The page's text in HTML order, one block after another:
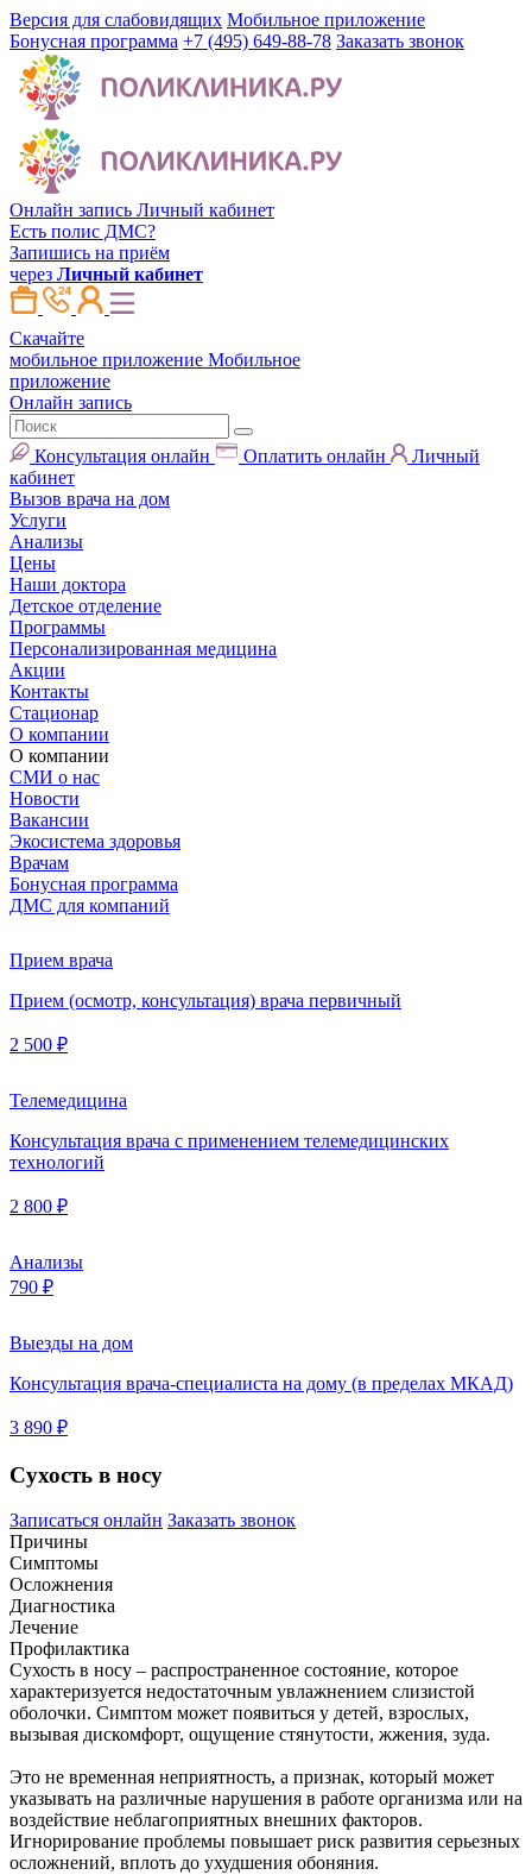
Версия для слабовидящих Мобильное приложение
Бонусная программа +7 (495) 649-88-78 Заказать звонок
Онлайн запись Личный кабинет
Есть полис ДМС?
Запишись на приём
через Личный кабинет
Скачайте
мобильное приложение Мобильное
приложение
Онлайн запись
Консультация онлайн Оплатить онлайн
Личный
кабинет
Вызов врача на дом
Услуги
Анализы
Цены
Наши доктора
Детское отделение
Программы
Персонализированная медицина
Акции
Контакты
Стационар
О компании
О компании
СМИ о нас
Новости
Вакансии
Экосистема здоровья
Врачам
Бонусная программа
ДМС для компаний
Прием врача
Прием (осмотр, консультация) врача первичный
2 500 ₽
Телемедицина
Консультация врача с применением телемедицинских
технологий
2 800 ₽
Анализы
790 ₽
Выезды на дом
Консультация врача-специалиста на дому (в пределах МКАД)
3 890 ₽
Сухость в носу
Записаться онлайн Заказать звонок
Причины
Симптомы
Осложнения
Диагностика
Лечение
Профилактика
Сухость в носу – распространенное состояние, которое
характеризуется недостаточным увлажнением слизистой
оболочки. Симптом может появиться у детей, взрослых,
вызывая дискомфорт, ощущение стянутости, жжения, зуда.
Это не временная неприятность, а признак, который может
указывать на различные нарушения в работе организма или на
воздействие неблагоприятных внешних факторов.
Игнорирование проблемы повышает риск развития серьезных
осложнений, вплоть до ухудшения обоняния.